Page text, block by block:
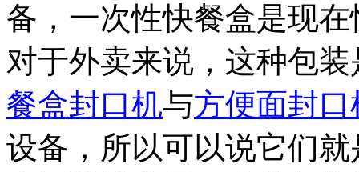
备，一次性快餐盒是现
对于外卖来说，这种包
餐盒封口机与方便面封口
设备，所以可以说它们